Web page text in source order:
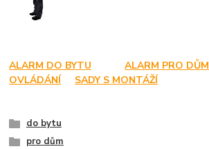
ALARM DO BYTU ALARM PRO DŮM
OVLÁDÁNÍ
SADY S MONTÁŽÍ
do bytu
pro dům